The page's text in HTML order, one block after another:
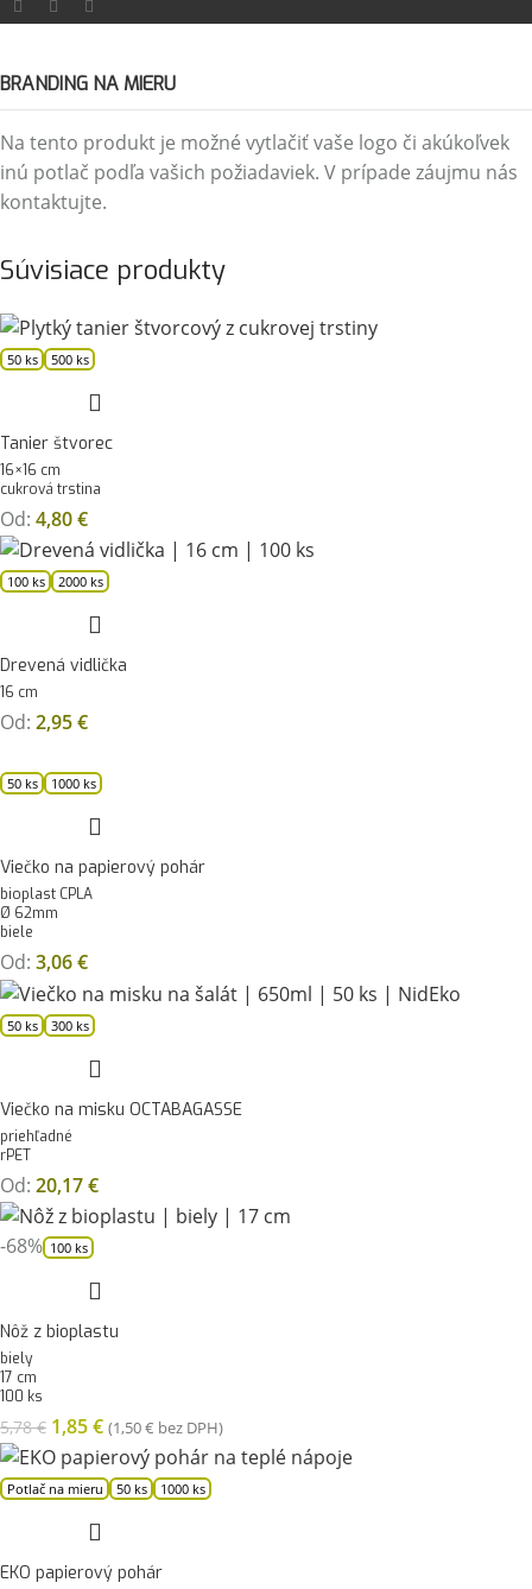
BRANDING NA MIERU
Na tento produkt je možné vytlačiť vaše logo či akúkoľvek
inú potlač podľa vašich požiadaviek. V prípade záujmu nás
kontaktujte.
Súvisiace produkty
50 ks 500 ks
Tanier štvorec
16×16 cm
cukrová trstina
Od: 4,80€
100 ks 2000 ks
Drevená vidlička
16 cm
Od: 2,95€
50 ks 1000 ks
Viečko na papierový pohár
bioplast CPLA
Ø 62mm
biele
Od: 3,06€
50 ks 300 ks
Viečko na misku OCTABAGASSE
priehľadné
rPET
Od: 20,17€
-68% 100 ks
Nôž z bioplastu
biely
17 cm
100 ks
5,78€ 1,85€ (1,50€ bez DPH)
Potlač na mieru 50 ks 1000 ks
EKO papierový pohár